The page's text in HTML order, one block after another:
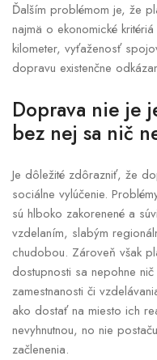
Ďalším problémom je, že
najmä o ekonomické
kilometer, vyťaženosť
dopravu existenčne
Doprava nie je
bez nej sa nič
Je dôležité zdôrazniť, že
sociálne vylúčenie.
sú hlboko zakorenené a
vzdelaním, slabým
chudobou. Zároveň však
dostupnosti sa nepohne
zamestnanosti či
ako dostať na miesto ich
nevyhnutnou, no nie
začlenenia.